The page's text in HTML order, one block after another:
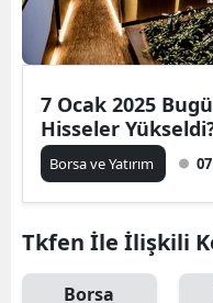
7 Ocak 2025
Hisseler
Borsa ve Yatırım
Tkfen İle İlişkili
Borsa